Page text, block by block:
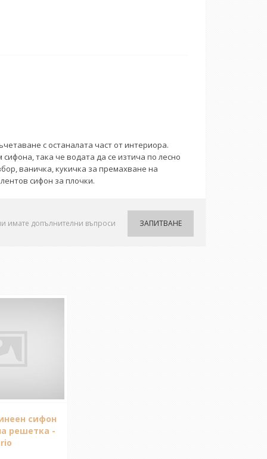
с останалата част от интериора.
така че водата да се изтича по лесно
ваничка, кукичка за премахване на
сифон за плочки.
ЗАПИТВАНЕ
имате допълнителни въпроси
сифон
решетка -